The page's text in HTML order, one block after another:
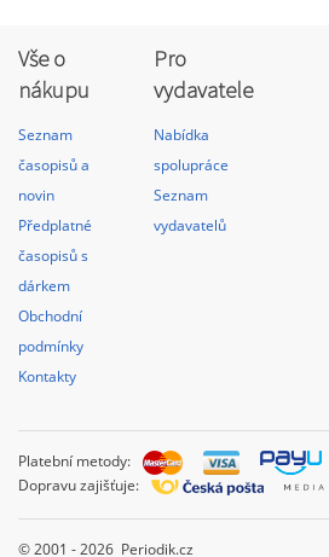
Vše o
nákupu
Seznam
časopisů a
novin
Předplatné
časopisů s
dárkem
Obchodní
podmínky
Kontakty
Pro
vydavatele
Nabídka
spolupráce
Seznam
vydavatelů
Platební metody:
Dopravu zajišťuje:
© 2001 - 2026 Periodik.cz